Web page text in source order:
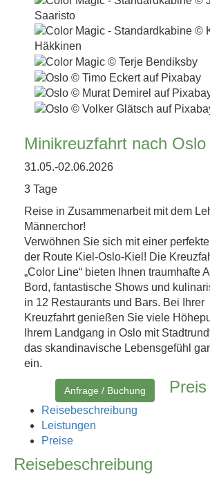
Minikreuzfahrt nach Oslo
31.05.-02.06.2026
3 Tage
Reise in Zusammenarbeit mit dem
Männerchor!
Verwöhnen Sie sich mit einer
der Route Kiel-Oslo-Kiel! Die
„Color Line“ bieten Ihnen traumhafte
Bord, fantastische Shows und
in 12 Restaurants und Bars. Bei Ihrer
Kreuzfahrt genießen Sie viele
Ihrem Landgang in Oslo mit
das skandinavische Lebensgefühl
ein.
Preis
Anfrage / Buchung
Reisebeschreibung
Leistungen
Preise
Reisebeschreibung